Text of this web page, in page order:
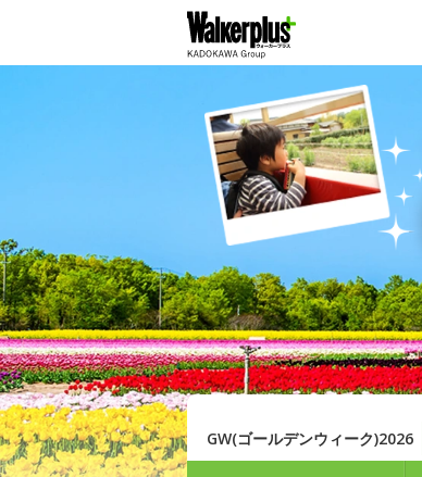
GW(ゴールデンウィーク)2026